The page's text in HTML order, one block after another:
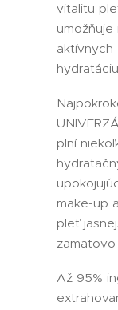
vitalitu
aktívnych
plní
make-up
pleť
zamatovo
Až 95%